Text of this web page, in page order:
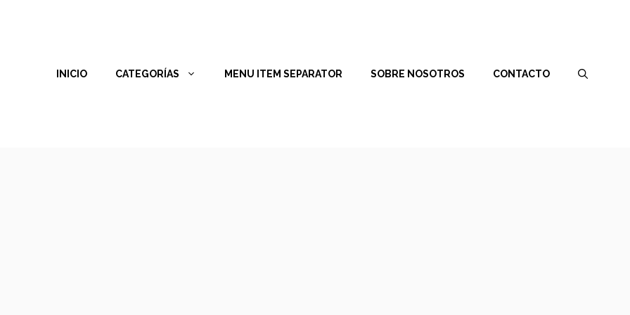
INICIO CATEGORÍAS MENU ITEM SEPARATOR SOBRE NOSOTROS CONTACTO